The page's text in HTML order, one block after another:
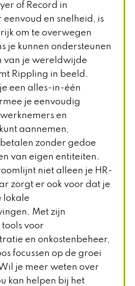
of Record in
eenvoud en snelheid, is
om te overwegen
je kunnen ondersteunen
van je wereldwijde
Rippling in beeld.
een alles-in-één
je eenvoudig
en
aannemen,
zonder gedoe
van eigen entiteiten.
niet alleen je HR-
zorgt er ook voor dat je
lokale
Met zijn
voor
en onkostenbeheer,
focussen op de groei
je meer weten over
kan helpen bij het